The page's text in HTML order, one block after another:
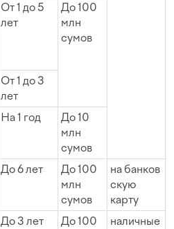
От 1 до 5
лет
До 100
млн
сумов
От 1 до 3
лет
На 1 год
До 10
млн
сумов
До 6 лет
До 100
млн
сумов
на банков
скую
карту
До 3 лет
До 100
наличные